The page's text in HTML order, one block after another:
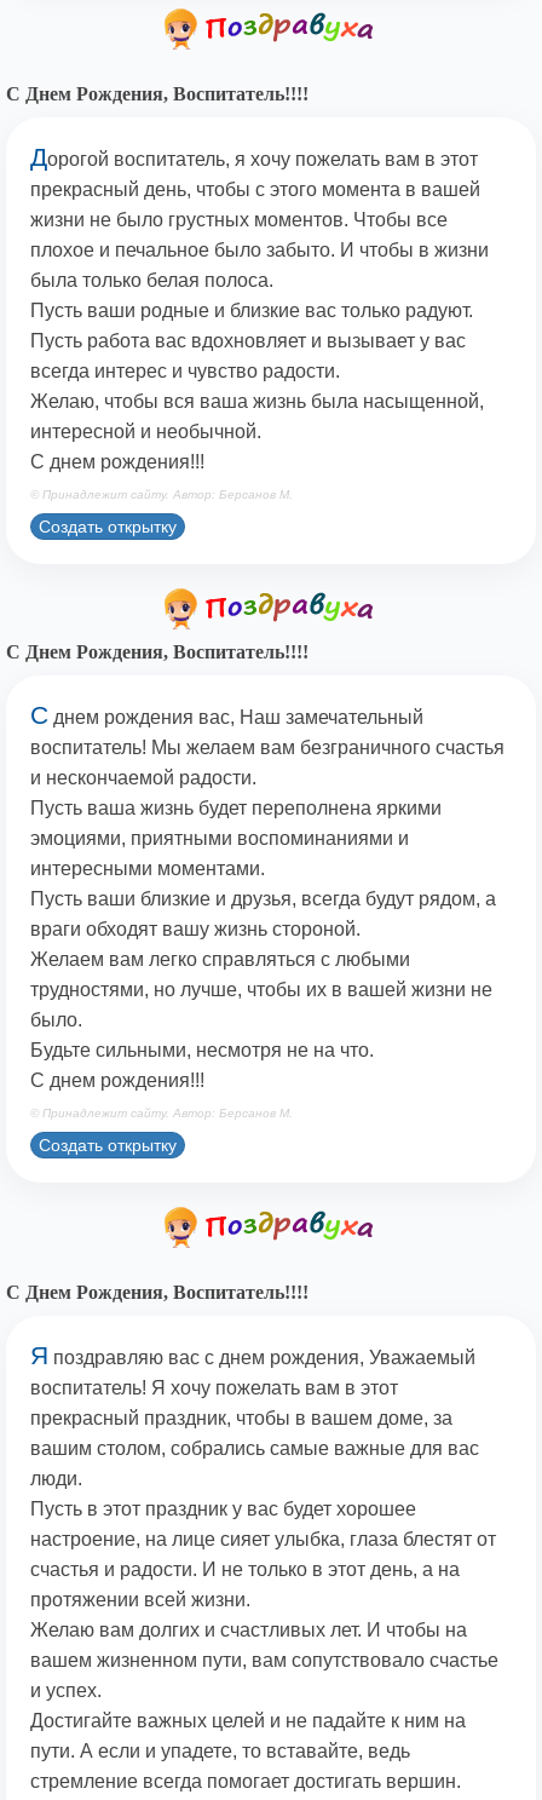
С Днем Рождения, Воспитатель!!!!
Дорогой воспитатель, я хочу пожелать вам в этот
прекрасный день, чтобы с этого момента в вашей
жизни не было грустных моментов. Чтобы все
плохое и печальное было забыто. И чтобы в жизни
была только белая полоса.
Пусть ваши родные и близкие вас только радуют.
Пусть работа вас вдохновляет и вызывает у вас
всегда интерес и чувство радости.
Желаю, чтобы вся ваша жизнь была насыщенной,
интересной и необычной.
С днем рождения!!!
© Принадлежит сайту. Автор: Берсанов М.
Создать открытку
С Днем Рождения, Воспитатель!!!!
С днем рождения вас, Наш замечательный
воспитатель! Мы желаем вам безграничного счастья
и нескончаемой радости.
Пусть ваша жизнь будет переполнена яркими
эмоциями, приятными воспоминаниями и
интересными моментами.
Пусть ваши близкие и друзья, всегда будут рядом, а
враги обходят вашу жизнь стороной.
Желаем вам легко справляться с любыми
трудностями, но лучше, чтобы их в вашей жизни не
было.
Будьте сильными, несмотря не на что.
С днем рождения!!!
© Принадлежит сайту. Автор: Берсанов М.
Создать открытку
С Днем Рождения, Воспитатель!!!!
Я поздравляю вас с днем рождения, Уважаемый
воспитатель! Я хочу пожелать вам в этот
прекрасный праздник, чтобы в вашем доме, за
вашим столом, собрались самые важные для вас
люди.
Пусть в этот праздник у вас будет хорошее
настроение, на лице сияет улыбка, глаза блестят от
счастья и радости. И не только в этот день, а на
протяжении всей жизни.
Желаю вам долгих и счастливых лет. И чтобы на
вашем жизненном пути, вам сопутствовало счастье
и успех.
Достигайте важных целей и не падайте к ним на
пути. А если и упадете, то вставайте, ведь
стремление всегда помогает достигать вершин.